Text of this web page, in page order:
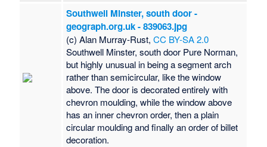
Southwell Minster, south door -
geograph.org.uk - 839063.jpg
(c) Alan Murray-Rust,CC BY-SA 2.0
Southwell Minster, south door Pure Norman,
but highly unusual in being a segment arch
rather than semicircular, like the window
above. The door is decorated entirely with
chevron moulding, while the window above
has an inner chevron order, then a plain
circular moulding and finally an order of billet
decoration.